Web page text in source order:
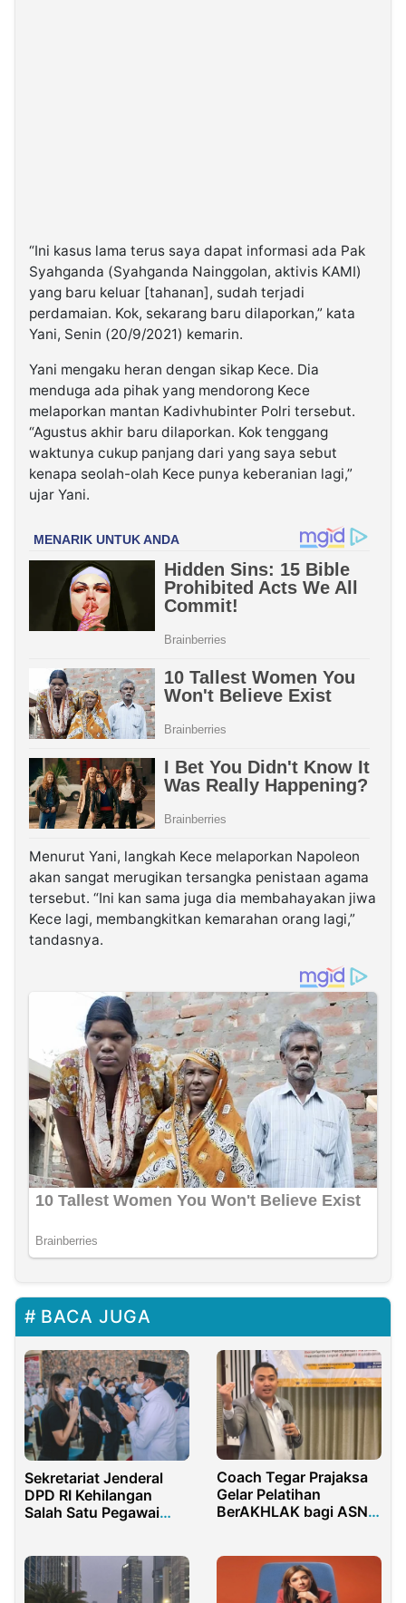
“Ini kasus lama terus saya dapat informasi ada Pak
Syahganda (Syahganda Nainggolan, aktivis KAMI)
yang baru keluar [tahanan], sudah terjadi
perdamaian. Kok, sekarang baru dilaporkan,” kata
Yani, Senin (20/9/2021) kemarin.
Yani mengaku heran dengan sikap Kece. Dia
menduga ada pihak yang mendorong Kece
melaporkan mantan Kadivhubinter Polri tersebut.
“Agustus akhir baru dilaporkan. Kok tenggang
waktunya cukup panjang dari yang saya sebut
kenapa seolah-olah Kece punya keberanian lagi,”
ujar Yani.
Menurut Yani, langkah Kece melaporkan Napoleon
akan sangat merugikan tersangka penistaan agama
tersebut. “Ini kan sama juga dia membahayakan jiwa
Kece lagi, membangkitkan kemarahan orang lagi,”
tandasnya.
BACA JUGA
Sekretariat Jenderal
DPD RI Kehilangan
Salah Satu Pegawai
Coach Tegar Prajaksa
Gelar Pelatihan
BerAKHLAK bagi ASN